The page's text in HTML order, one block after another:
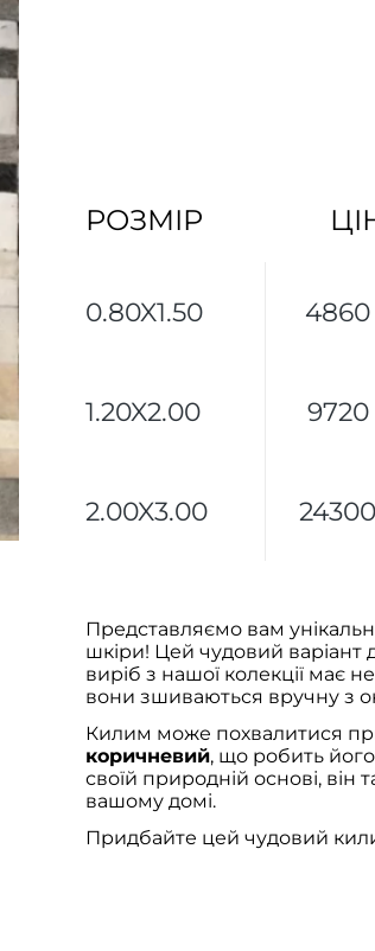
РОЗМІР
0.80X1.50
1.20X2.00
2.00X3.00
Представляємо вам
шкіри! Цей чудовий варіант
виріб з нашої колекції має
вони зшиваються вручну з
Килим може похвалитися
коричневий, що робить
своїй природній основі, він
вашому домі.
Придбайте цей чудовий